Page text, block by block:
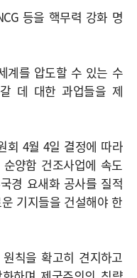
등을 핵무력 강화 명
계를 압도할 수 있는 수
데 대한 과업들을 제
회 4월 4일 결정에 따라
양함 건조사업에 속도
경 요새화 공사를 질적
기지들을 건설해야 한
칙을 확고히 견지하고